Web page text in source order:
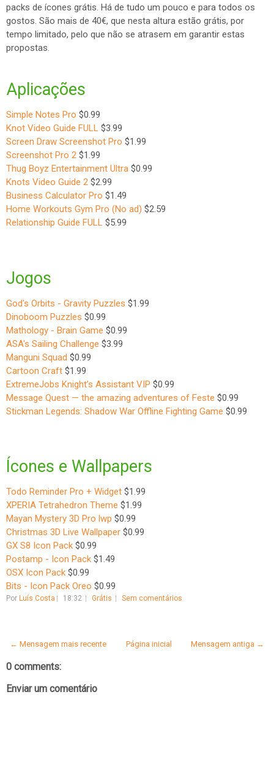
packs de ícones grátis. Há de tudo um pouco e para todos os
gostos. São mais de 40€, que nesta altura estão grátis, por
tempo limitado, pelo que não se atrasem em garantir estas
propostas.
Aplicações
Simple Notes Pro $0.99
Knot Video Guide FULL $3.99
Screen Draw Screenshot Pro $1.99
Screenshot Pro 2 $1.99
Thug Boyz Entertainment Ultra $0.99
Knots Video Guide 2 $2.99
Business Calculator Pro $1.49
Home Workouts Gym Pro (No ad) $2.59
Relationship Guide FULL $5.99
Jogos
God's Orbits - Gravity Puzzles $1.99
Dinoboom Puzzles $0.99
Mathology - Brain Game $0.99
ASA's Sailing Challenge $3.99
Manguni Squad $0.99
Cartoon Craft $1.99
ExtremeJobs Knight’s Assistant VIP $0.99
Message Quest — the amazing adventures of Feste $0.99
Stickman Legends: Shadow War Offline Fighting Game $0.99
Ícones e Wallpapers
Todo Reminder Pro + Widget $1.99
XPERIA Tetrahedron Theme $1.99
Mayan Mystery 3D Pro lwp $0.99
Christmas 3D Live Wallpaper $0.99
GX S8 Icon Pack $0.99
Postamp - Icon Pack $1.49
OSX Icon Pack $0.99
Bits - Icon Pack Oreo $0.99
Por Luís Costa 18:32 Grátis Sem comentários
← Mensagem mais recente Mensagem antiga →
Página inicial
0 comments:
Enviar um comentário